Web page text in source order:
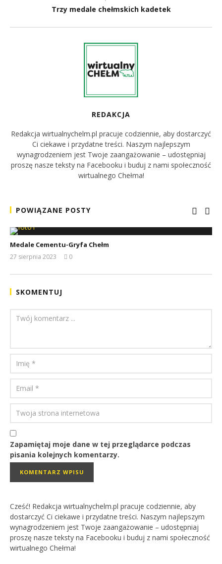
Trzy medale chełmskich kadetek
REDAKCJA
Redakcja wirtualnychelm.pl pracuje codziennie, aby dostarczyć
Ci ciekawe i przydatne treści. Naszym najlepszym
wynagrodzeniem jest Twoje zaangażowanie – udostępniaj
proszę nasze teksty na Facebooku i buduj z nami społeczność
wirtualnego Chełma!
POWIĄZANE POSTY
Medale Cementu-Gryfa Chełm
27 sierpnia 2023
0
SKOMENTUJ
Zapamiętaj moje dane w tej przeglądarce podczas
pisania kolejnych komentarzy.
Cześć! Redakcja wirtualnychelm.pl pracuje codziennie, aby
dostarczyć Ci ciekawe i przydatne treści. Naszym najlepszym
wynagrodzeniem jest Twoje zaangażowanie – udostępniaj
proszę nasze teksty na Facebooku i buduj z nami społeczność
wirtualnego Chełma!